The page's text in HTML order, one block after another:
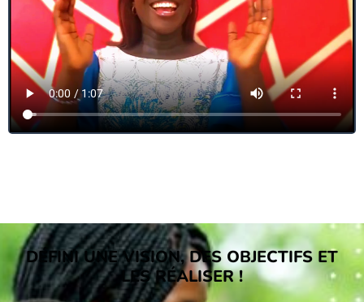
DÉFINI UNE VISION, DES OBJECTIFS ET
LES RÉALISER !